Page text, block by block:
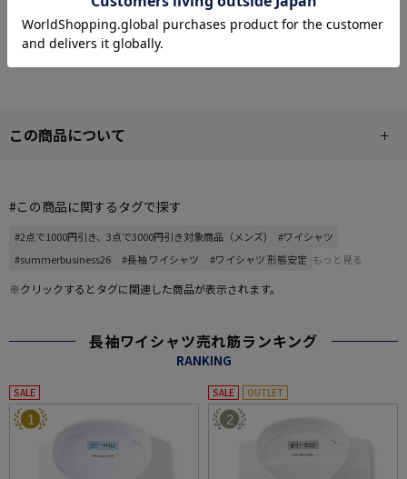
この商品について
#この商品に関するタグで探す
#2点で1000円引き、3点で3000円引き対象商品（メンズ)
#ワイシャツ
#summerbusiness26
#長袖 ワイシャツ #ワイシャツ 形態安定 もっと見る
※クリックするとタグに関連した商品が表示されます。
長袖ワイシャツ売れ筋ランキング
RANKING
SALE
1
SALE OUTLET
2